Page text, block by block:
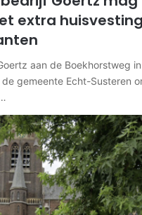
extra
aan de Boekhorstweg
gemeente Echt-Susteren